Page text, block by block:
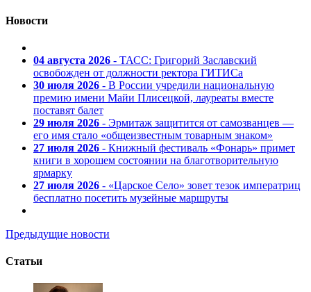
Новости
04 августа 2026 - ТАСС: Григорий Заславский
освобожден от должности ректора ГИТИСа
30 июля 2026 - В России учредили национальную
премию имени Майи Плисецкой, лауреаты вместе
поставят балет
29 июля 2026 - Эрмитаж защитится от самозванцев —
его имя стало «общеизвестным товарным знаком»
27 июля 2026 - Книжный фестиваль «Фонарь» примет
книги в хорошем состоянии на благотворительную
ярмарку
27 июля 2026 - «Царское Село» зовет тезок императриц
бесплатно посетить музейные маршруты
Предыдущие новости
Статьи